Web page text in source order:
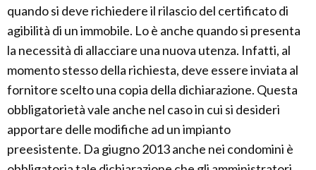
quando si deve richiedere il rilascio del certificato di
agibilità di un immobile. Lo è anche quando si presenta
la necessità di allacciare una nuova utenza. Infatti, al
momento stesso della richiesta, deve essere inviata al
fornitore scelto una copia della dichiarazione. Questa
obbligatorietà vale anche nel caso in cui si desideri
apportare delle modifiche ad un impianto
preesistente. Da giugno 2013 anche nei condomini è